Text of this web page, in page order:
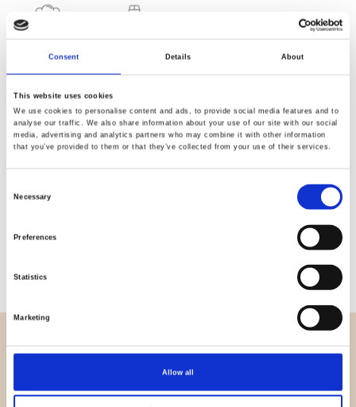
Consent Details About
This website uses cookies
We use cookies to personalise content and ads, to provide social media features and to
analyse our traffic. We also share information about your use of our site with our social
media, advertising and analytics partners who may combine it with other information
that you’ve provided to them or that they’ve collected from your use of their services.
Necessary
Preferences
Statistics
Marketing
Allow all
geprüft
Spezifikation
Material
100% Baumwolle
(m2)
0,143 Kg.
ÜBERBLICK
Kontakt